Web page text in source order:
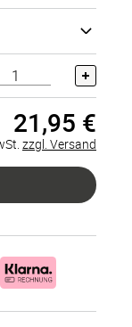
21,95 €
zzgl. Versand